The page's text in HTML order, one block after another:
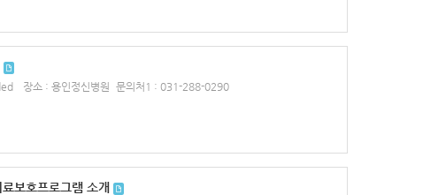
장소 : 용인정신병원 문의처1 : 031-288-0290
보호프로그램 소개